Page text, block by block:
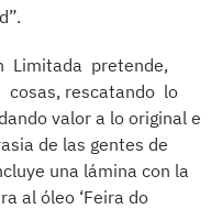
Limitada pretende,
rescatando lo
valor a lo original e
de las gentes de
una lámina con la
al óleo ‘Feira do